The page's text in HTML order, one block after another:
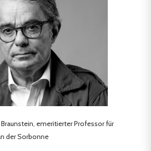
Braunstein, emeritierter Professor für
der Sorbonne